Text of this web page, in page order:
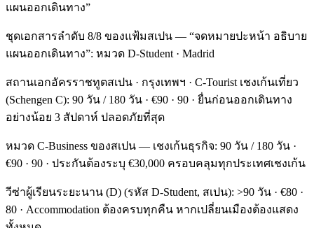
แผนออกเดินทาง”
ชุดเอกสารลำดับ 8/8 ของแฟ้มสเปน — “จดหมายปะหน้า อธิบาย
แผนออกเดินทาง”: หมวด D-Student · Madrid
สถานเอกอัครราชทูตสเปน · กรุงเทพฯ · C-Tourist เชงเก้นเที่ยว
(Schengen C): 90 วัน / 180 วัน · €90 · 90 · ยื่นก่อนออกเดินทาง
อย่างน้อย 3 สัปดาห์ ปลอดภัยที่สุด
หมวด C-Business ของสเปน — เชงเก้นธุรกิจ: 90 วัน / 180 วัน ·
€90 · 90 · ประกันต้องระบุ €30,000 ครอบคลุมทุกประเทศเชงเก้น
วีซ่าผู้เรียนระยะนาน (D) (รหัส D-Student, สเปน): >90 วัน · €80 ·
80 · Accommodation ต้องครบทุกคืน หากเปลี่ยนเมืองต้องแสดง